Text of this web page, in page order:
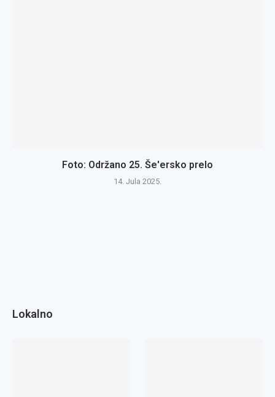
Foto: Održano 25. Še'ersko prelo
14. Jula 2025.
Lokalno